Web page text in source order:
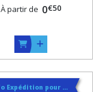
À partir de 0€50
Voir Info Expédition pour Régler les Frais de Port au Meilleur Prix , En haut d'ecran à Droite